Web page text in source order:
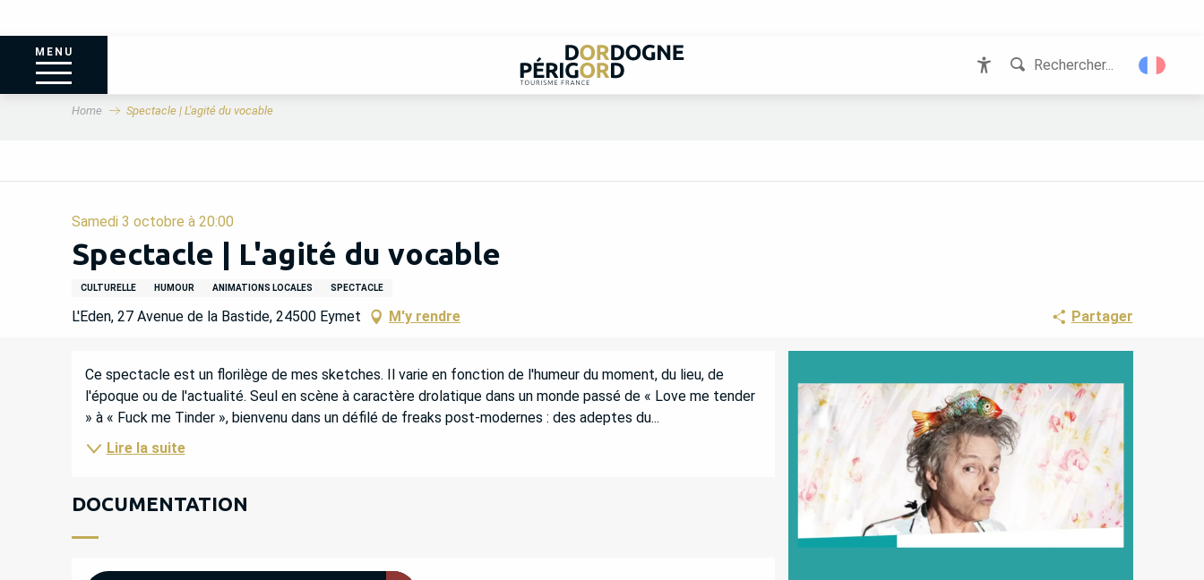
MENU
Rechercher...
Home Spectacle | L'agité du vocable
Samedi 3 octobre à 20:00
Spectacle | L'agité du vocable
CULTURELLE HUMOUR ANIMATIONS LOCALES SPECTACLE
L'Eden, 27 Avenue de la Bastide, 24500 Eymet M'y rendre Partager
DESCRIPTION
Ce spectacle est un florilège de mes sketches. Il varie en fonction de l'humeur du moment, du lieu, de
l'époque ou de l'actualité. Seul en scène à caractère drolatique dans un monde passé de « Love me tender
» à « Fuck me Tinder », bienvenu dans un défilé de freaks post-modernes : des adeptes du...
Lire la suite
DOCUMENTATION